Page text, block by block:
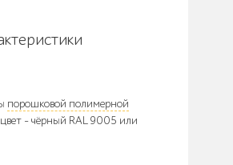
порошковой полимерной
– чёрный RAL 9005 или